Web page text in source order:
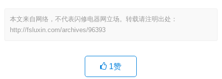
本文来自网络，不代表闪修电器网立场。转载请注明出处：
http://fsluxin.com/archives/96393
1赞